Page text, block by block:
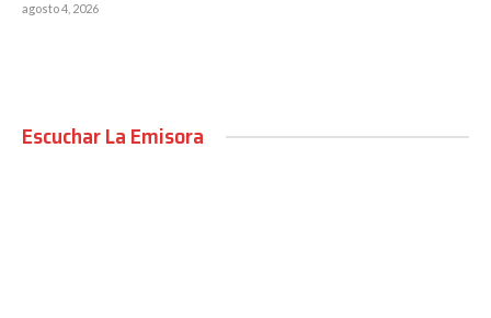
agosto 4, 2026
Escuchar La Emisora